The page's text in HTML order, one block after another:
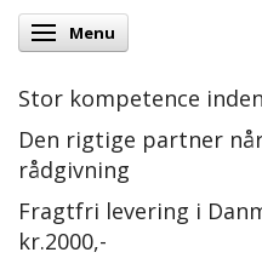
Skifte navigation
Menu
Stor kompetence
Den rigtige partner
rådgivning
Fragtfri levering i
kr.2000,-